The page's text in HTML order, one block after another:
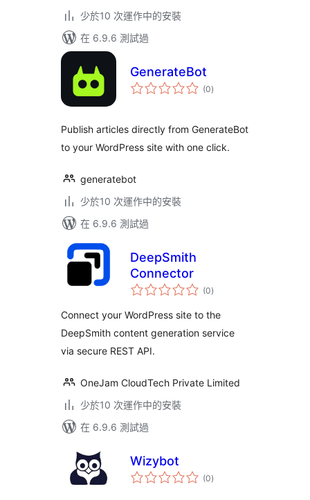
少於10 次運作中的安裝
在 6.9.6 測試過
GenerateBot
(0總
評)
Publish articles directly from GenerateBot
to your WordPress site with one click.
generatebot
少於10 次運作中的安裝
在 6.9.6 測試過
DeepSmith
Connector
(0總
評)
Connect your WordPress site to the
DeepSmith content generation service
via secure REST API.
OneJam CloudTech Private Limited
少於10 次運作中的安裝
在 6.9.6 測試過
Wizybot
(0總
評)